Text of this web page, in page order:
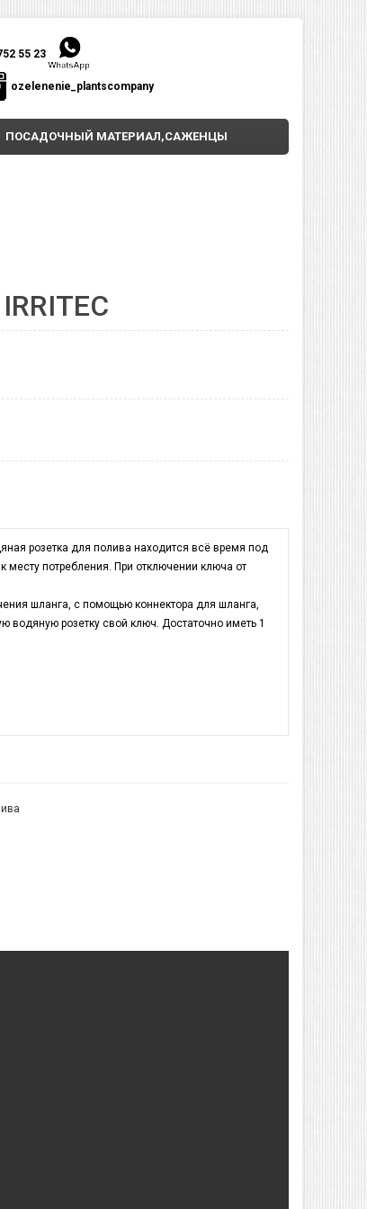
55 23
ozelenenie_plantscompany
ПОСАДОЧНЫЙ МАТЕРИАЛ,САЖЕНЦЫ
розетка для полива находится всё время под
месту потребления. При отключении ключа от
шланга, с помощью коннектора для шланга,
водяную розетку свой ключ. Достаточно иметь 1